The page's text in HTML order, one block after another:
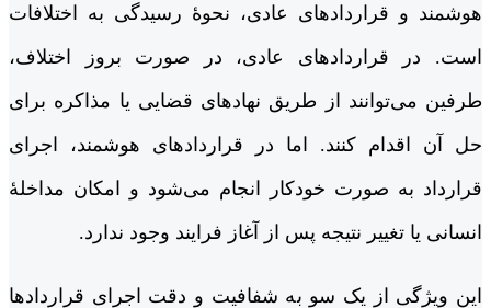
هوشمند و قراردادهای عادی، نحوۀ رسیدگی به اختلافات
است. در قراردادهای عادی، در صورت بروز اختلاف،
طرفین می‌توانند از طریق نهادهای قضایی یا مذاکره برای
حل آن اقدام کنند. اما در قراردادهای هوشمند، اجرای
قرارداد به صورت خودکار انجام می‌شود و امکان مداخلۀ
انسانی یا تغییر نتیجه پس از آغاز فرایند وجود ندارد.
این ویژگی از یک سو به شفافیت و دقت اجرای قراردادها